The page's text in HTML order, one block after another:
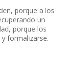
porque a los
un
porque los
formalizarse.